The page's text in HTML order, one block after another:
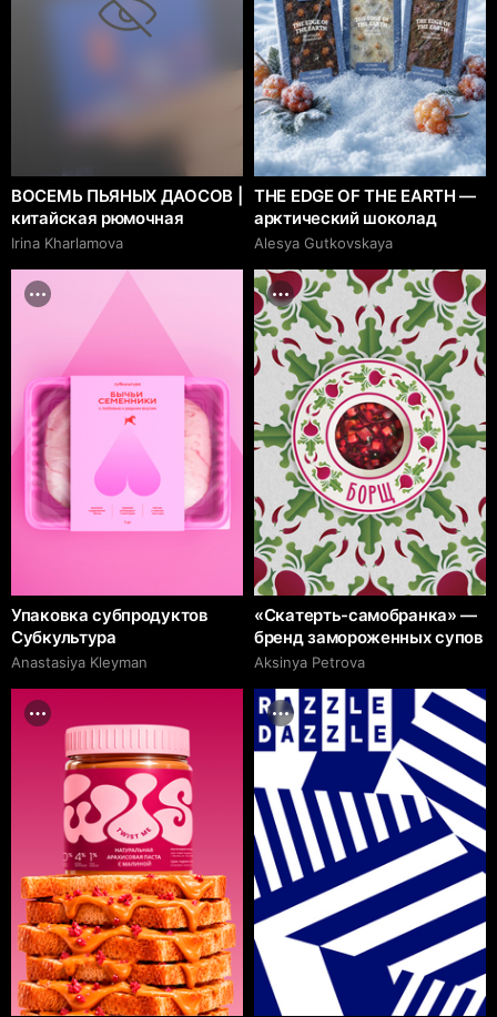
ВОСЕМЬ ПЬЯНЫХ ДАОСОВ |
китайская рюмочная
Irina Kharlamova
THE EDGE OF THE EARTH —
арктический шоколад
Alesya Gutkovskaya
Упаковка субпродуктов
Субкультура
Anastasiya Kleyman
«Скатерть-самобранка» —
бренд замороженных супов
Aksinya Petrova